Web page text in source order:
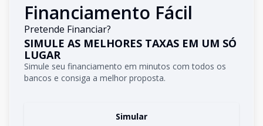
Financiamento Fácil
Pretende Financiar?
SIMULE AS MELHORES TAXAS EM UM SÓ
LUGAR
Simule seu financiamento em minutos com todos os
bancos e consiga a melhor proposta.
Simular